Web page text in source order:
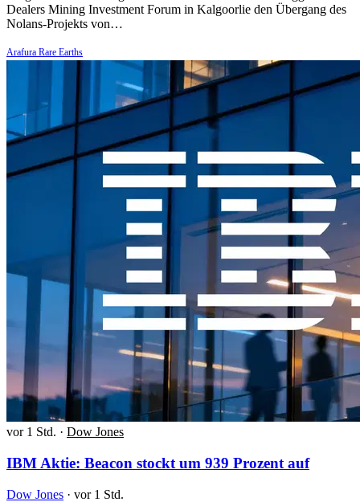
Dealers Mining Investment Forum in Kalgoorlie den Übergang des
Nolans-Projekts von…
Arafura Rare Earths
vor 1 Std. · Dow Jones
IBM Aktie: Beacon stockt um 939 Prozent auf
Dow Jones · vor 1 Std.